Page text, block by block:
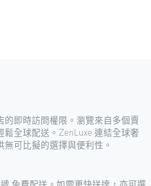
即時訪問權限。瀏覽來自多個賣
全球配送。ZenLuxe 連結全球奢
可比擬的選擇與便利性。